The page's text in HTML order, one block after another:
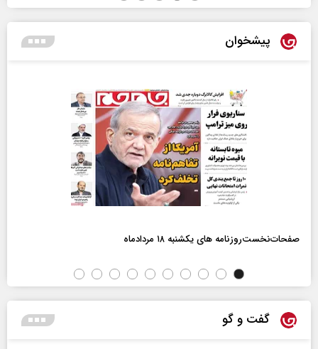
پیشخوان
صفحات‌نخست‌روزنامه ها‌ی یکشنبه ۱۸ مردادماه
گفت و گو